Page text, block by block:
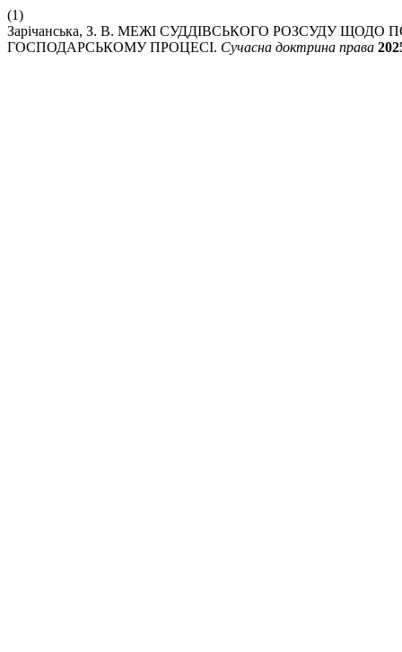
(1)
Зарічанська, З. В. МЕЖІ СУДДІВСЬКОГО РОЗСУДУ
ГОСПОДАРСЬКОМУ ПРОЦЕСІ. Сучасна доктрина права